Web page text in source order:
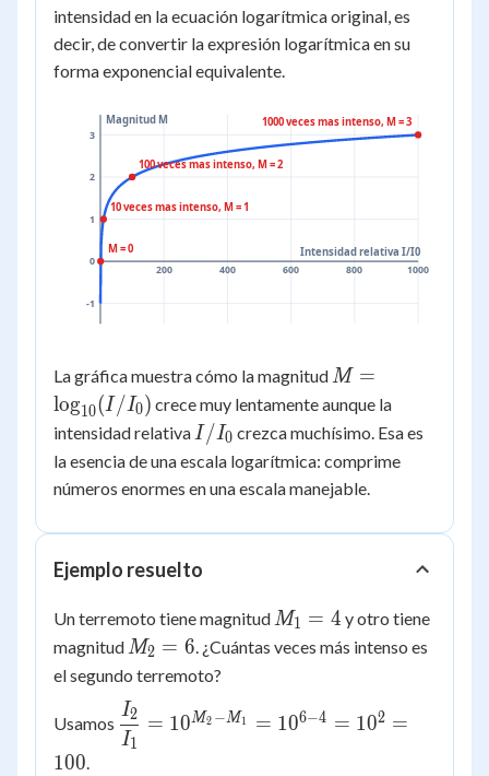
intensidad en la ecuación logarítmica original, es
decir, de convertir la expresión logarítmica en su
forma exponencial equivalente.
200 400 600 800 1000
-1
0
1
2
3
Intensidad relativa I/I0
Magnitud M
M = 0
10 veces mas intenso, M = 1
100 veces mas intenso, M = 2
1000 veces mas intenso, M = 3
La gráfica muestra cómo la magnitud M =
\log_{10}
(I/I_0)
M =
log10(I/I0 ) crece muy lentamente aunque la
intensidad relativa I/I_0
I/I0 crezca muchísimo. Esa es
la esencia de una escala logarítmica: comprime
números enormes en una escala manejable.
Ejemplo resuelto
Un terremoto tiene magnitud M_1
= 4
M1 = 4 y otro tiene
magnitud M_2
= 6
M2 = 6. ¿Cuántas veces más intenso es
el segundo terremoto?
Usamos \dfrac{I_2}
{I_1} =
I1
I2 = 10M2 −M1 = 106−4 = 102 =
100